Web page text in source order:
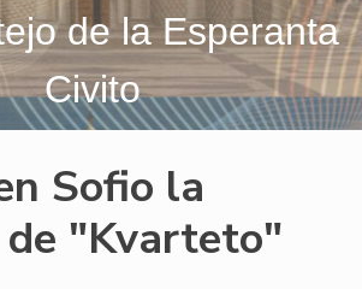
de la Esperanta
Civito
Sofio la
"Kvarteto"